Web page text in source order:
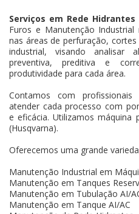
Serviços em Rede
Furos e Manutenção
nas áreas de perfuração,
industrial, visando
preventiva, preditiva e
produtividade para cada área.
Contamos com profissionais
atender cada processo com
e eficácia. Utilizamos máquina
(Husqvarna).
Oferecemos uma grande
Manutenção Industrial em
Manutenção em Tanques
Manutenção em Tubulação AI/
Manutenção em Tanque AI/AC